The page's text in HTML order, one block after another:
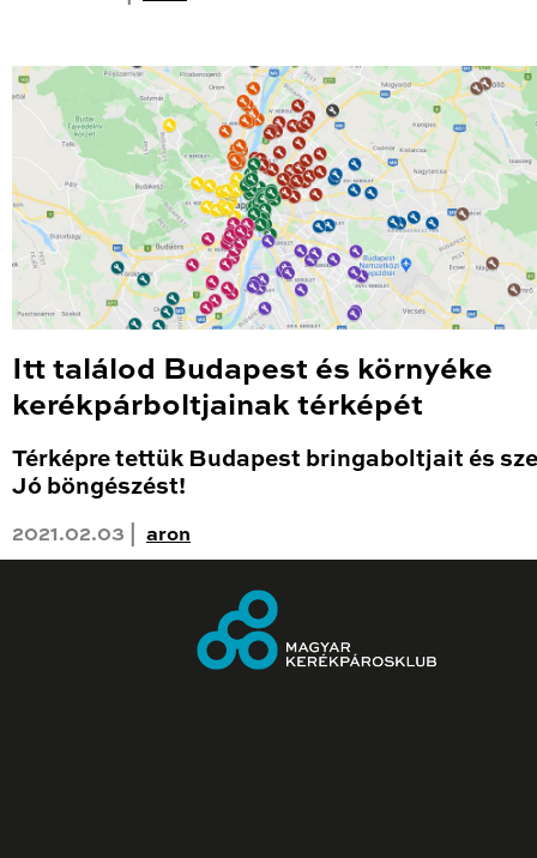
Itt találod Budapest és környéke
kerékpárboltjainak térképét
Térképre tettük Budapest bringaboltjait és
Jó böngészést!
2021.02.03 | aron